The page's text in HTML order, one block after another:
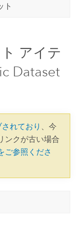
ト
アイテ
Dataset
れており
、今
ンクが古い場合
ご参照くださ